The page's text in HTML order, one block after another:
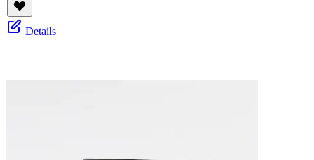
Details